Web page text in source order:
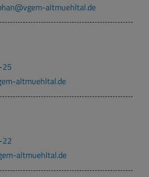
altmuehltal.de
altmuehltal.de
altmuehltal.de